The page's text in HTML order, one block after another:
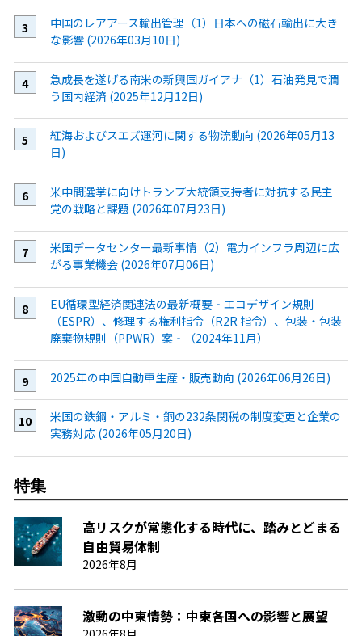
中国のレアアース輸出管理（1）日本への磁石輸出に大き
な影響 (2026年03月10日)
急成長を遂げる南米の新興国ガイアナ（1）石油発見で潤
う国内経済 (2025年12月12日)
紅海およびスエズ運河に関する物流動向 (2026年05月13
日)
米中間選挙に向けトランプ大統領支持者に対抗する民主
党の戦略と課題 (2026年07月23日)
米国データセンター最新事情（2）電力インフラ周辺に広
がる事業機会 (2026年07月06日)
EU循環型経済関連法の最新概要‐エコデザイン規則
（ESPR）、修理する権利指令（R2R 指令）、包装・包装
廃棄物規則（PPWR）案‐（2024年11月）
2025年の中国自動車生産・販売動向 (2026年06月26日)
米国の鉄鋼・アルミ・銅の232条関税の制度変更と企業の
実務対応 (2026年05月20日)
特集
高リスクが常態化する時代に、踏みとどまる
自由貿易体制
2026年8月
激動の中東情勢：中東各国への影響と展望